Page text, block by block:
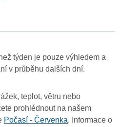
týden je pouze výhledem a
v průběhu dalších dní.
teplot, větru nebo
prohlédnout na našem
Počasí - Červenka. Informace o